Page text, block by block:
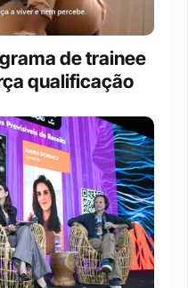
de trainee
qualificação